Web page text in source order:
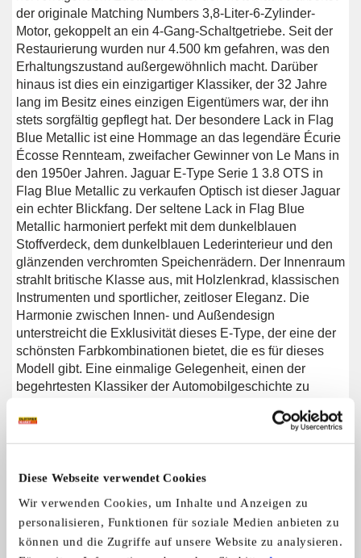
Diese Webseite verwendet Cookies
Wir verwenden Cookies, um Inhalte und Anzeigen zu
personalisieren, Funktionen für soziale Medien anbieten zu
können und die Zugriffe auf unsere Website zu analysieren.
der originale Matching Numbers 3,8-Liter-6-Zylinder-
Motor, gekoppelt an ein 4-Gang-Schaltgetriebe. Seit der
Restaurierung wurden nur 4.500 km gefahren, was den
Erhaltungszustand außergewöhnlich macht. Darüber
hinaus ist dies ein einzigartiger Klassiker, der 32 Jahre
lang im Besitz eines einzigen Eigentümers war, der ihn
stets sorgfältig gepflegt hat. Der besondere Lack in Flag
Blue Metallic ist eine Hommage an das legendäre Écurie
Écosse Rennteam, zweifacher Gewinner von Le Mans in
den 1950er Jahren. Jaguar E-Type Serie 1 3.8 OTS in
Flag Blue Metallic zu verkaufen Optisch ist dieser Jaguar
ein echter Blickfang. Der seltene Lack in Flag Blue
Metallic harmoniert perfekt mit dem dunkelblauen
Stoffverdeck, dem dunkelblauen Lederinterieur und den
glänzenden verchromten Speichenrädern. Der Innenraum
strahlt britische Klasse aus, mit Holzlenkrad, klassischen
Instrumenten und sportlicher, zeitloser Eleganz. Die
Harmonie zwischen Innen- und Außendesign
unterstreicht die Exklusivität dieses E-Type, der eine der
schönsten Farbkombinationen bietet, die es für dieses
Modell gibt. Eine einmalige Gelegenheit, einen der
begehrtesten Klassiker der Automobilgeschichte zu
Suchen Sie einen Jaguar E-Type Serie 1 3.8 OTS von
+31 416 751 393 an. Unser Verkaufsteam beantwortet
Shop-Video für Sie. Wir bieten Unterstützung beim
Transport. Wir liefern Ihnen Ihr Auto mit Tüv, H-
Kennzeichen und Fahrzeugbrief, gegen Aufpreis. Sie